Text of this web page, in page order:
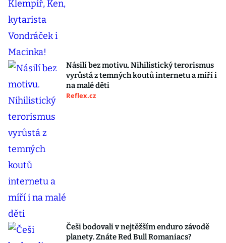
Násilí bez motivu. Nihilistický terorismus
vyrůstá z temných koutů internetu a míří i
na malé děti
Reflex.cz
Češi bodovali v nejtěžším enduro závodě
planety. Znáte Red Bull Romaniacs?